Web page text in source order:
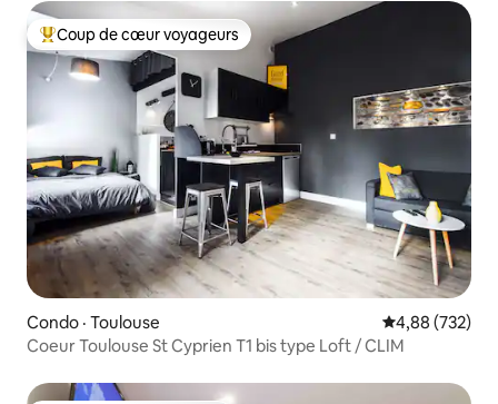
Coup de cœur voyageurs parmi les plus aimés
Coup de cœur voyageurs
Condo · Toulouse Note
4,88 (732)
Coeur Toulouse St Cyprien T1 bis type Loft / CLIM